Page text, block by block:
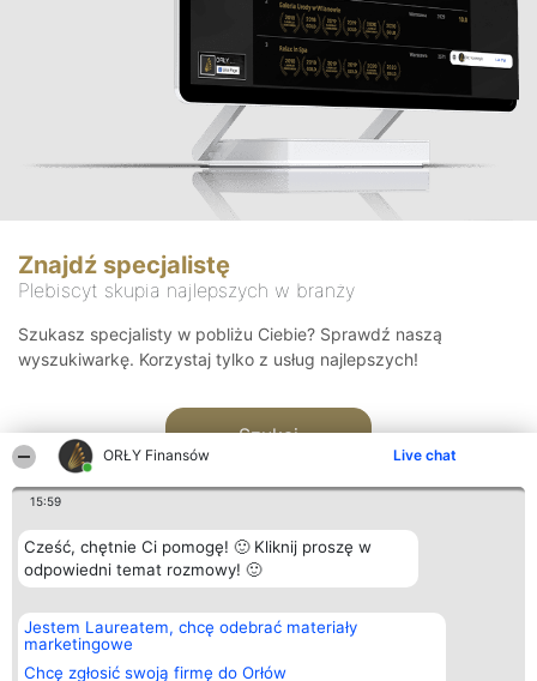
ORŁY Finansów Live chat
15:59
Cześć, chętnie Ci pomogę! 🙂 Kliknij proszę w
odpowiedni temat rozmowy! 🙂
Jestem Laureatem, chcę odebrać materiały
marketingowe
Chcę zgłosić swoją firmę do Orłów
Znajdź specjalistę
Plebiscyt skupia najlepszych w branży
Szukasz specjalisty w pobliżu Ciebie? Sprawdź naszą
wyszukiwarkę. Korzystaj tylko z usług najlepszych!
Szukaj
Organizator plebiscytu
Bright Side Solutions sp. z o.
o. sp. k.
ul. Ruska 22
Plebiscyt
Laureaci
wszystkich
Kontakt
Kontakt